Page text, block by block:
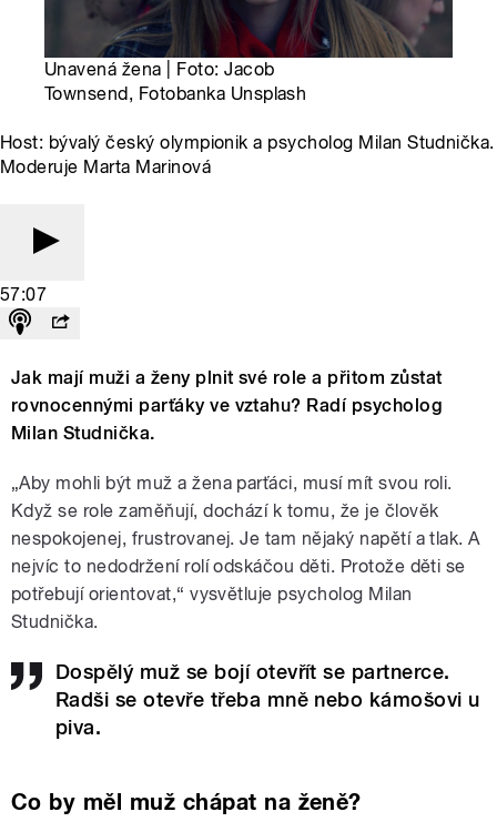
Unavená žena | Foto: Jacob
Townsend, Fotobanka Unsplash
Host: bývalý český olympionik a psycholog Milan Studnička.
Moderuje Marta Marinová
57:07
Jak mají muži a ženy plnit své role a přitom zůstat
rovnocennými parťáky ve vztahu? Radí psycholog
Milan Studnička.
„Aby mohli být muž a žena parťáci, musí mít svou roli.
Když se role zaměňují, dochází k tomu, že je člověk
nespokojenej, frustrovanej. Je tam nějaký napětí a tlak. A
nejvíc to nedodržení rolí odskáčou děti. Protože děti se
potřebují orientovat,“ vysvětluje psycholog Milan
Studnička.
Dospělý muž se bojí otevřít se partnerce.
Radši se otevře třeba mně nebo kámošovi u
piva.
Co by měl muž chápat na ženě?